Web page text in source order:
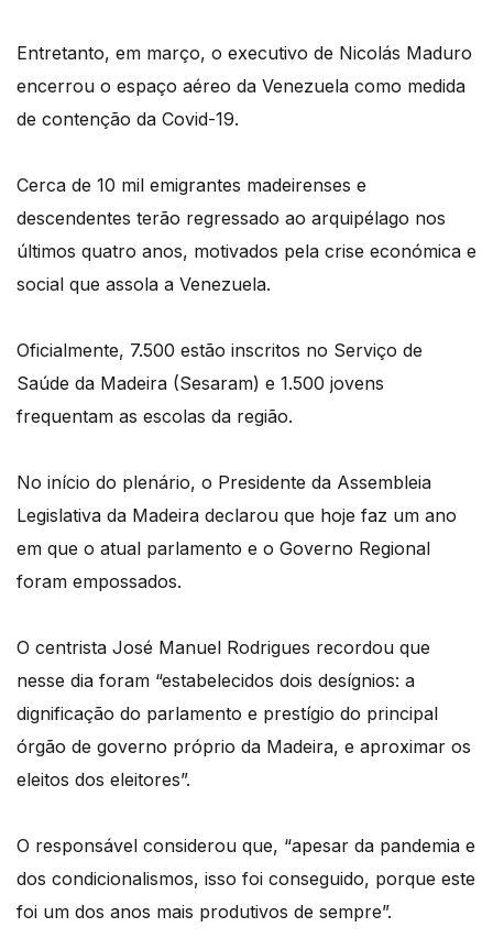
Entretanto, em março, o executivo de Nicolás Maduro
encerrou o espaço aéreo da Venezuela como medida
de contenção da Covid-19.
Cerca de 10 mil emigrantes madeirenses e
descendentes terão regressado ao arquipélago nos
últimos quatro anos, motivados pela crise económica e
social que assola a Venezuela.
Oficialmente, 7.500 estão inscritos no Serviço de
Saúde da Madeira (Sesaram) e 1.500 jovens
frequentam as escolas da região.
No início do plenário, o Presidente da Assembleia
Legislativa da Madeira declarou que hoje faz um ano
em que o atual parlamento e o Governo Regional
foram empossados.
O centrista José Manuel Rodrigues recordou que
nesse dia foram “estabelecidos dois desígnios: a
dignificação do parlamento e prestígio do principal
órgão de governo próprio da Madeira, e aproximar os
eleitos dos eleitores”.
O responsável considerou que, “apesar da pandemia e
dos condicionalismos, isso foi conseguido, porque este
foi um dos anos mais produtivos de sempre”.